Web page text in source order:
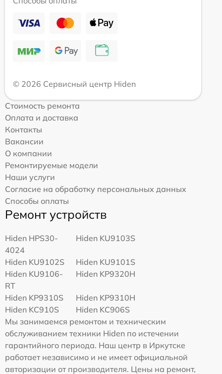
© 2026 Сервисный центр Hiden
Стоимость ремонта
Оплата и доставка
Контакты
Вакансии
О компании
Ремонтируемые модели
Наши услуги
Согласие на обработку персональных данных
Способы оплаты
Ремонт устройств
Hiden HPS30-
4024
Hiden KU9103S
Hiden KU9102S
Hiden KU9101S
Hiden KU9106-
RT
Hiden KP9320H
Hiden KP9310S
Hiden KP9310H
Hiden KC910S
Hiden KC906S
Мы занимаемся ремонтом и техническим
обслуживанием техники Hiden по истечении
гарантийного периода. Наш центр в Иркутске
работает независимо и не имеет официальной
авторизации от производителя. Цены на ремонт,